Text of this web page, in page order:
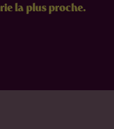
la plus proche.